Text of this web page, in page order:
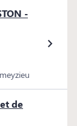
-
de